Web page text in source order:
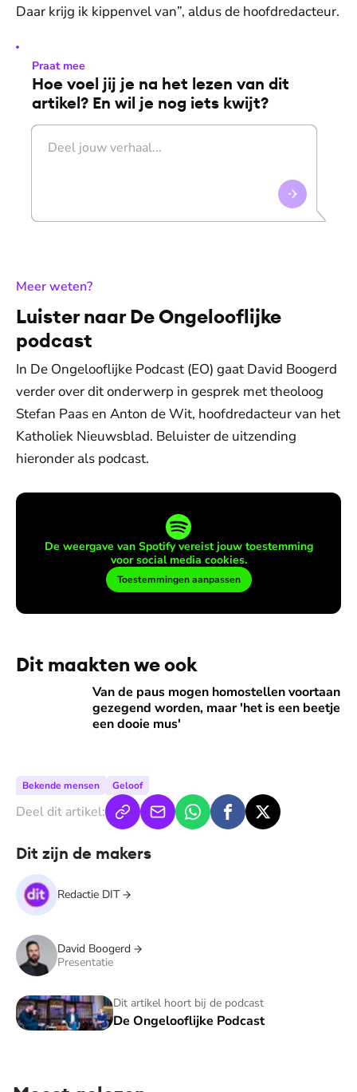
Daar krijg ik kippenvel van”, aldus de hoofdredacteur.
Praat mee
Hoe voel jij je na het lezen van dit
artikel? En wil je nog iets kwijt?
Meer weten?:
Luister naar De Ongelooflijke
podcast
In De Ongelooflijke Podcast (EO) gaat David Boogerd
verder over dit onderwerp in gesprek met theoloog
Stefan Paas en Anton de Wit, hoofdredacteur van het
Katholiek Nieuwsblad. Beluister de uitzending
hieronder als podcast.
De weergave van Spotify vereist jouw toestemming
voor social media cookies.
Toestemmingen aanpassen
Dit maakten we ook
Van de paus mogen homostellen voortaan
gezegend worden, maar 'het is een beetje
een dooie mus'
Van de paus mogen homostellen voortaan gezegend
Bekende mensen Geloof
Deel dit artikel:
Dit zijn de makers
Redactie DIT
David Boogerd
Presentatie
Dit artikel hoort bij de podcast
De Ongelooflijke Podcast
De Ongelooflijke Podcast